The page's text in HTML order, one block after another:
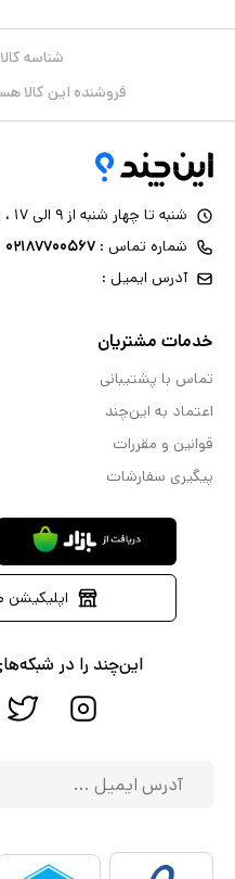
شناسه
فروشنده این کالا
شنبه تا چهار شنبه از ۹ الی ۱۷ ، پنج شنبه ۹ الی ۱۳
شماره تماس : ۰۲۱۸۷۷۰۰۵۶۷
آدرس ایمیل :
خدمات مشتریان
تماس با پشتیبانی
اعتماد به این‌چند
قوانین و مقررات
پیگیری سفارشات
اپلیکیشن
این‌چند را در